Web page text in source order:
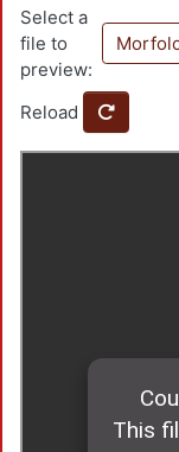
Select a
file to
preview:
Reload